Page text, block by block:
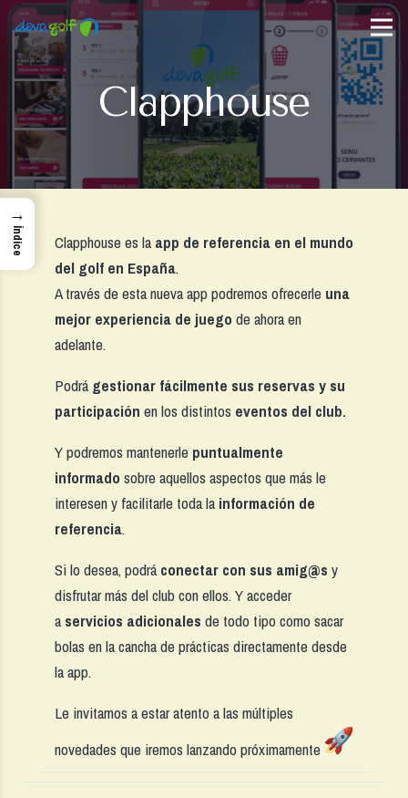
Clapphouse
Clapphouse es laapp de referencia en el mundo
del golf en España.
A través de esta nueva app podremos ofrecerle una
mejor experiencia de juego de ahora en
adelante.
Podrá gestionar fácilmente sus reservas y su
participación en los distintos eventos del club.
Y podremos mantenerle puntualmente
informado sobre aquellos aspectos que más le
interesen y facilitarle toda lainformación de
referencia.
Si lo desea, podráconectar con sus amig@s y
disfrutar más del club con ellos. Y acceder
aservicios adicionales de todo tipo como sacar
bolas en la cancha de prácticas directamente desde
la app.
Le invitamos a estar atento a las múltiples
novedades que iremos lanzando próximamente
→
Índice